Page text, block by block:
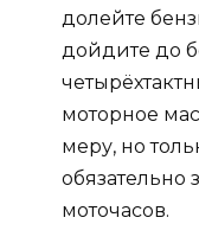
долейте
дойдите до
моторное
меру, но
обязательно
моточасов.